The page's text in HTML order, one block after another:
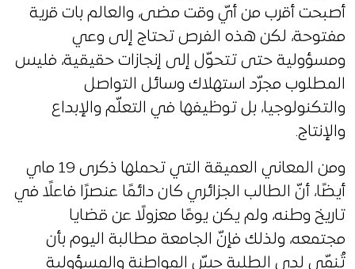
أصبحت أقرب من أيّ وقت مضى، والعالم بات قرية
مفتوحة، لكن هذه الفرص تحتاج إلى وعي
ومسؤولية حتى تتحوّل إلى إنجازات حقيقية، فليس
المطلوب مجرّد استهلاك وسائل التواصل
والتكنولوجيا، بل توظيفها في التعلّم والإبداع
والإنتاج.
ومن المعاني العميقة التي تحملها ذكرى 19 ماي
أيضًا، أنّ الطالب الجزائري كان دائمًا عنصرًا فاعلًا في
تاريخ وطنه، ولم يكن يومًا معزولًا عن قضايا
مجتمعه، ولذلك فإنّ الجامعة مطالبة اليوم بأن
تُنمّي لدى الطلبة حسّ المواطنة والمسؤولية